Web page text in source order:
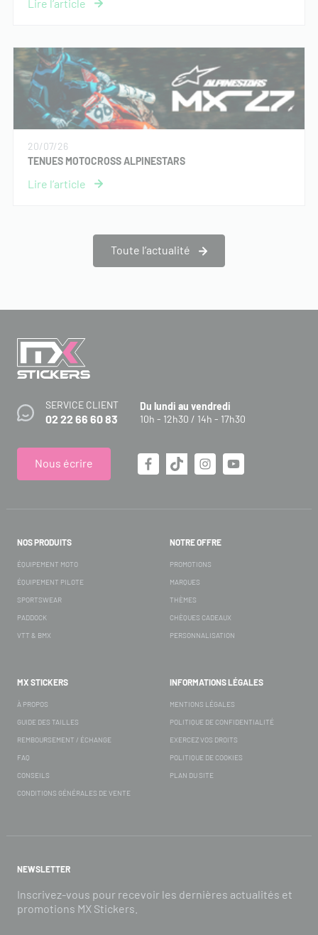
20/07/26
TENUES MOTOCROSS ALPINESTARS
Toute l’actualité
SERVICE CLIENT
02 22 66 60 83
Du lundi au vendredi
10h - 12h30 / 14h - 17h30
Nous écrire
NOS PRODUITS
ÉQUIPEMENT MOTO
ÉQUIPEMENT PILOTE
SPORTSWEAR
PADDOCK
VTT & BMX
NOTRE OFFRE
PROMOTIONS
MARQUES
THÈMES
CHÈQUES CADEAUX
PERSONNALISATION
MX STICKERS
À PROPOS
GUIDE DES TAILLES
REMBOURSEMENT / ÉCHANGE
FAQ
CONSEILS
CONDITIONS GÉNÉRALES DE VENTE
INFORMATIONS LÉGALES
MENTIONS LÉGALES
POLITIQUE DE CONFIDENTIALITÉ
EXERCEZ VOS DROITS
POLITIQUE DE COOKIES
PLAN DU SITE
NEWSLETTER
Inscrivez-vous pour recevoir les dernières actualités et
promotions MX Stickers.